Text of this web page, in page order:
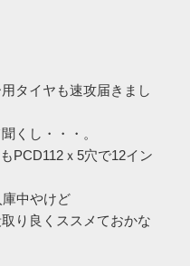
タイヤも速攻届きまし
くし・・・。
PCD112ｘ5穴で12イン
中やけど
り良くススメておかな